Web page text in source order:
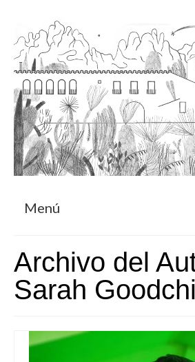
Menú
Programa de residencia
CRUCERO
Quedate con nosotras
Archivo del
Sarah